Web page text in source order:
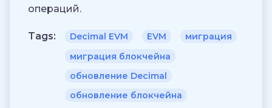
операций.
Tags: Decimal EVM EVM
миграция
миграция блокчейна
обновление Decimal
обновление блокчейна